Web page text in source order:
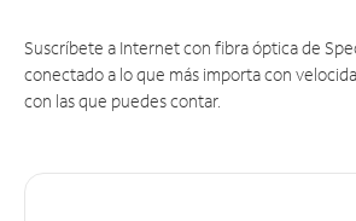
Suscríbete a Internet con fibra óptica de
conectado a lo que más importa con
con las que puedes contar.